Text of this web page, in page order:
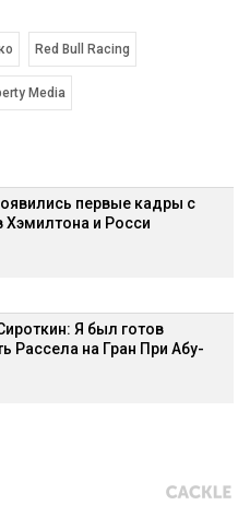
Red Bull Racing
Media
первые кадры с
Хэмилтона и Росси
Я был готов
Рассела на Гран При Абу-